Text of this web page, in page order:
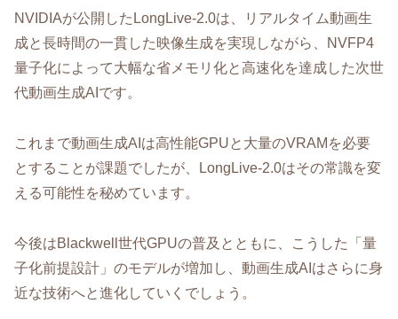
NVIDIAが公開したLongLive-2.0は、リアルタイム動画生
成と長時間の一貫した映像生成を実現しながら、NVFP4
量子化によって大幅な省メモリ化と高速化を達成した次世
代動画生成AIです。
これまで動画生成AIは高性能GPUと大量のVRAMを必要
とすることが課題でしたが、LongLive-2.0はその常識を変
える可能性を秘めています。
今後はBlackwell世代GPUの普及とともに、こうした「量
子化前提設計」のモデルが増加し、動画生成AIはさらに身
近な技術へと進化していくでしょう。